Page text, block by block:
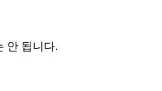
안 됩니다.